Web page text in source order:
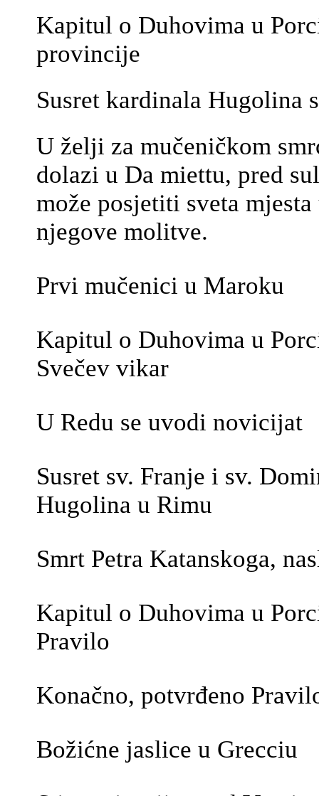
Kapitul o Duhovima u
provincije
Susret kardinala Hugolina
U želji za mučeničkom
dolazi u Da­ miettu, pred
može posjetiti sveta
njegove molitve.
Prvi mučenici u Maroku
Kapitul o Duhovima u
Svečev vikar
U Redu se uvodi novicijat
Susret sv. Franje i sv.
Hugolina u Rimu
Smrt Petra Katanskoga,
Kapitul o Duhovima u
Pravilo
Konačno, potvrđeno
Božićne jaslice u Grecciu